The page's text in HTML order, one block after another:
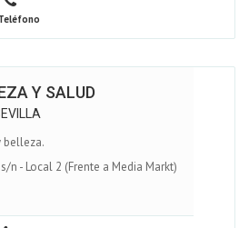
Y SALUD
belleza.
n - Local 2 (Frente a Media Markt)